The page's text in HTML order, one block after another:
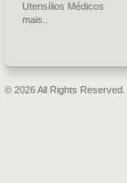
Utensílios Médicos
mais..
© 2026 All Rights Reserved.